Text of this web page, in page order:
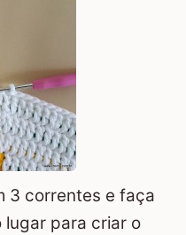
3 correntes e faça
lugar para criar o